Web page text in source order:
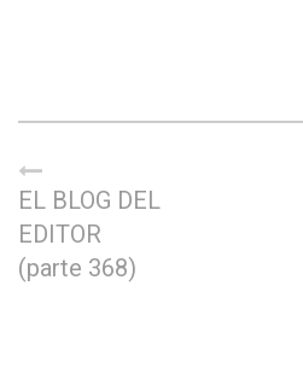
EL BLOG DEL
EDITOR
(parte 368)